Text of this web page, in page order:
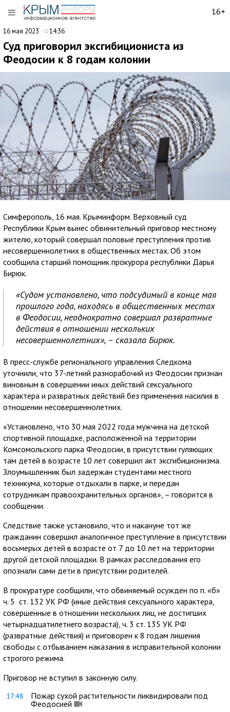
16+
16 мая 2023 14:36
Суд приговорил эксгибициониста из
Феодосии к 8 годам колонии
Симферополь, 16 мая. Крыминформ. Верховный суд
Республики Крым вынес обвинительный приговор местному
жителю, который совершал половые преступления против
несовершеннолетних в общественных местах. Об этом
сообщила старший помощник прокурора республики Дарья
Бирюк.
«Судом установлено, что подсудимый в конце мая
прошлого года, находясь в общественных местах
в Феодосии, неоднократно совершал развратные
действия в отношении нескольких
несовершеннолетних», – сказала Бирюк.
В пресс-службе регионального управления Следкома
уточнили, что 37-летний разнорабочий из Феодосии признан
виновным в совершении иных действий сексуального
характера и развратных действий без применения насилия в
отношении несовершеннолетних.
«Установлено, что 30 мая 2022 года мужчина на детской
спортивной площадке, расположенной на территории
Комсомольского парка Феодосии, в присутствии гуляющих
там детей в возрасте 10 лет совершил акт эксгибиционизма.
Злоумышленник был задержан студентами местного
техникума, которые отдыхали в парке, и передан
сотрудникам правоохранительных органов», – говорится в
сообщении.
Следствие также установило, что и накануне тот же
гражданин совершил аналогичное преступление в присутствии
восьмерых детей в возрасте от 7 до 10 лет на территории
другой детской площадки. В рамках расследования его
опознали сами дети в присутствии родителей.
В прокуратуре сообщили, что обвиняемый осужден по п. «б»
ч. 5 ст. 132 УК РФ (иные действия сексуального характера,
совершенные в отношении нескольких лиц, не достигших
четырнадцатилетнего возраста), ч. 3 ст. 135 УК РФ
(развратные действия) и приговорен к 8 годам лишения
свободы с отбыванием наказания в исправительной колонии
строгого режима.
Приговор не вступил в законную силу.
17:48
Пожар сухой растительности ликвидировали под
Феодосией